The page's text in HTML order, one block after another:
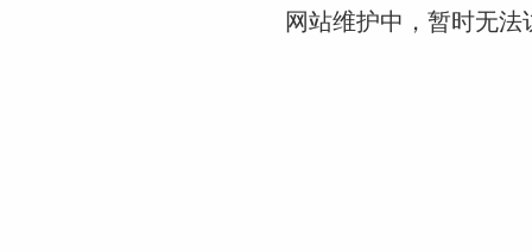
网站维护中，暂时无